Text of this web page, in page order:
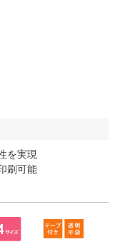
を実現
刷可能